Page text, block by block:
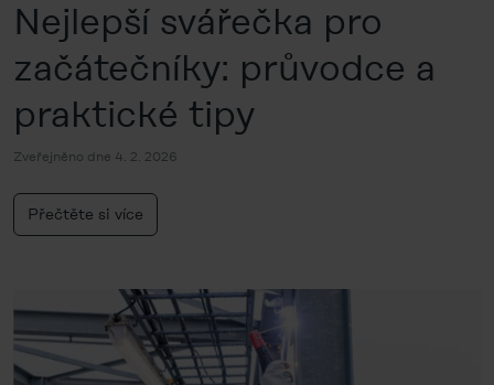
Nejlepší svářečka pro
začátečníky: průvodce a
praktické tipy
Zveřejněno dne 4. 2. 2026
Přečtěte si více